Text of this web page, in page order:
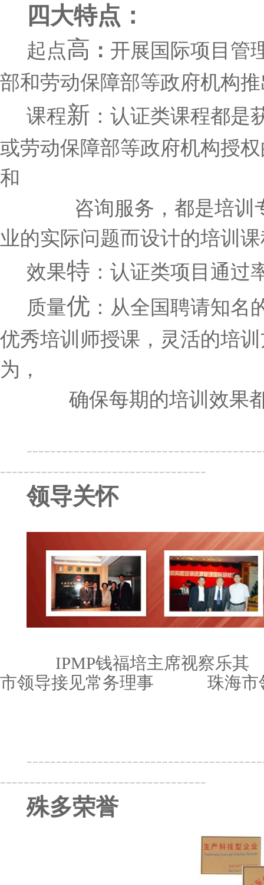
四大特点：
起点高 ： 开展国际项目管
部和劳动保障部等政府机构
课程新 ： 认证类课程都是
或劳动保障部等政府机构授
和
咨询服务， 都是培训
业的实际问题而设计的培训
效果特 ： 认证类项目通过
质量优 ： 从全国聘请知名
优秀培训师授课，灵活的培
为，
确保每期的培训效果
-----------------------------------
领导关怀
IPMP钱福培主席视察乐其
市领导接见常务理事
珠海市
-----------------------------------
殊多荣誉